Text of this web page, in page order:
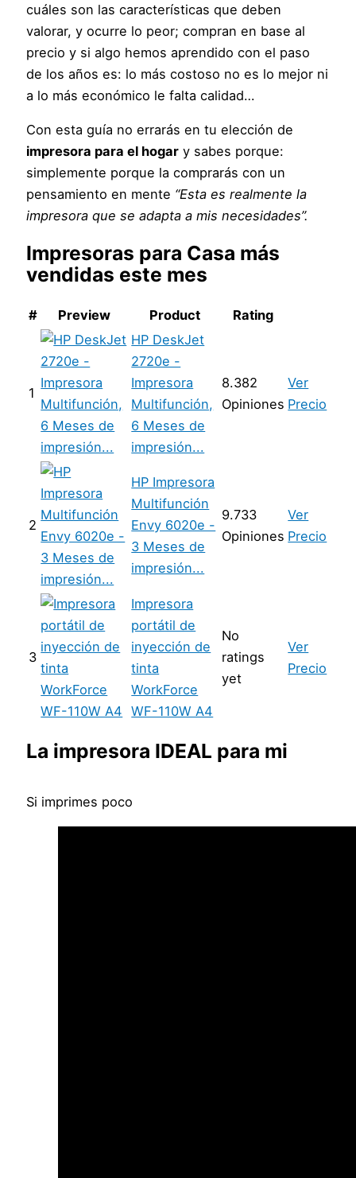
cuáles son las características que deben
valorar, y ocurre lo peor; compran en base al
precio y si algo hemos aprendido con el paso
de los años es: lo más costoso no es lo mejor ni
a lo más económico le falta calidad…
Con esta guía no errarás en tu elección de
impresora para el hogar y sabes porque:
simplemente porque la comprarás con un
pensamiento en mente “Esta es realmente la
impresora que se adapta a mis necesidades”.
Impresoras para Casa más
vendidas este mes
# Preview Product Rating
1
HP DeskJet
2720e -
Impresora
Multifunción,
6 Meses de
impresión...
8.382
Opiniones
Ver
Precio
2
HP Impresora
Multifunción
Envy 6020e -
3 Meses de
impresión...
9.733
Opiniones
Ver
Precio
3
Impresora
portátil de
inyección de
tinta
WorkForce
WF-110W A4
No
ratings
yet
Ver
Precio
La impresora IDEAL para mi
Si imprimes poco